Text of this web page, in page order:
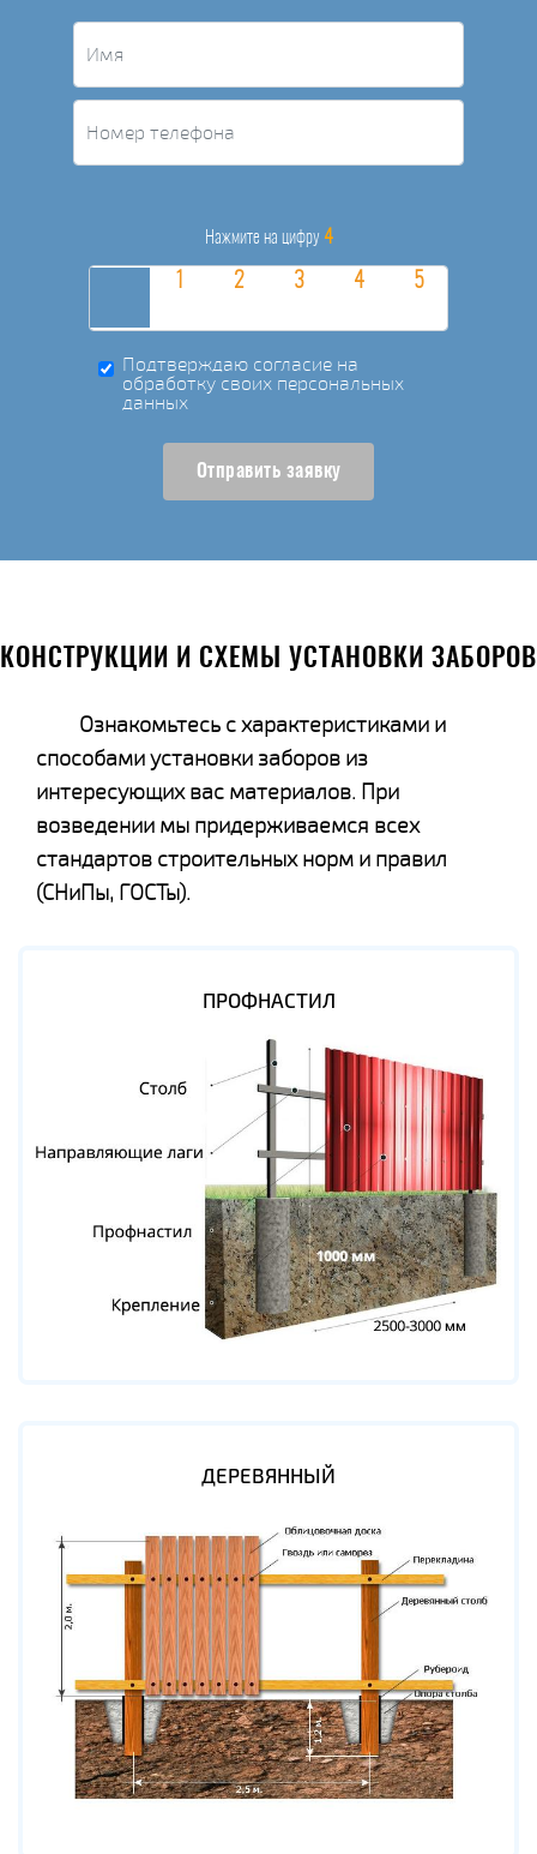
Нажмите на цифру 4
Подтверждаю согласие на
обработку своих персональных
данных
Отправить заявку
КОНСТРУКЦИИ И СХЕМЫ УСТАНОВКИ ЗАБОРОВ
Ознакомьтесь с характеристиками и
способами установки заборов из
интересующих вас материалов. При
возведении мы придерживаемся всех
стандартов строительных норм и правил
(СНиПы, ГОСТы).
ПРОФНАСТИЛ
ДЕРЕВЯННЫЙ